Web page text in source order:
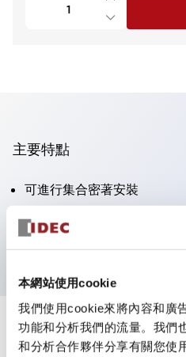
本網站使用cookie
我們使用cookie來將內容和廣
功能和分析我們的流量。我們
和分析合作夥伴分享有關您使
主要特點
可進行集合密著安裝
附鎖選擇開關採用高安全性
防護結構為IP65（
規格